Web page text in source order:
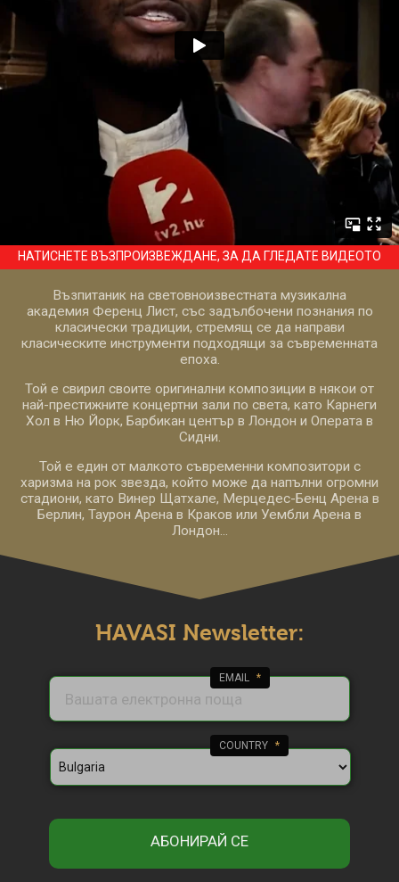
НАТИСНЕТЕ ВЪЗПРОИЗВЕЖДАНЕ, ЗА ДА ГЛЕДАТЕ ВИДЕОТО
Възпитаник на световноизвестната музикална
академия Ференц Лист, със задълбочени познания по
класически традиции, стремящ се да направи
класическите инструменти подходящи за съвременната
епоха.
Той е свирил своите оригинални композиции в някои от
най-престижните концертни зали по света, като Карнеги
Хол в Ню Йорк, Барбикан център в Лондон и Операта в
Сидни.
Той е един от малкото съвременни композитори с
харизма на рок звезда, който може да напълни огромни
стадиони, като Винер Щатхале, Мерцедес-Бенц Арена в
Берлин, Таурон Арена в Краков или Уембли Арена в
Лондон...
HAVASI Newsletter:
EMAIL *
COUNTRY *